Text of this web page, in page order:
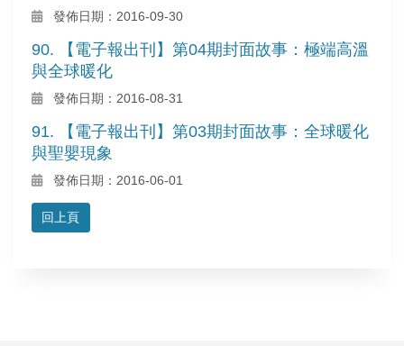
發佈日期：2016-09-30
90. 【電子報出刊】第04期封面故事：極端高溫
與全球暖化
發佈日期：2016-08-31
91. 【電子報出刊】第03期封面故事：全球暖化
與聖嬰現象
發佈日期：2016-06-01
回上頁